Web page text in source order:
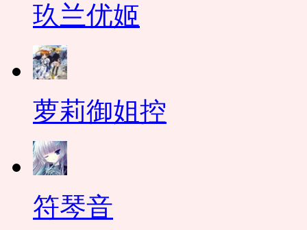
玖兰优姬
萝莉御姐控
符琴音